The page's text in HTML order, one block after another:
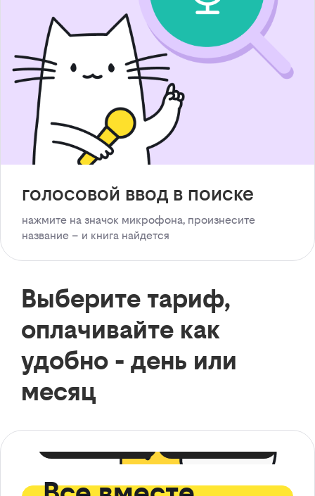
голосовой ввод в поиске
нажмите на значок микрофона, произнесите
название – и книга найдется
Выберите тариф,
оплачивайте как
удобно - день или
месяц